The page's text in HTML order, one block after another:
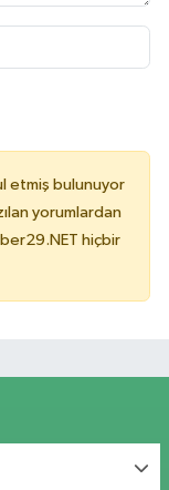
etmiş bulunuyor
yorumlardan
hiçbir